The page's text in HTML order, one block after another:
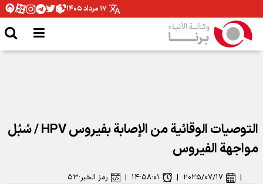
۱۷ مرداد ۱۴۰۵
التوصيات الوقائية من الإصابة بفيروس HPV / سُبُل
مواجهة الفيروس
| ۲۰۲۵/۰۷/۱۷ | ۱۴:۵۸:۰۱ | رمز الخبر:۵۳